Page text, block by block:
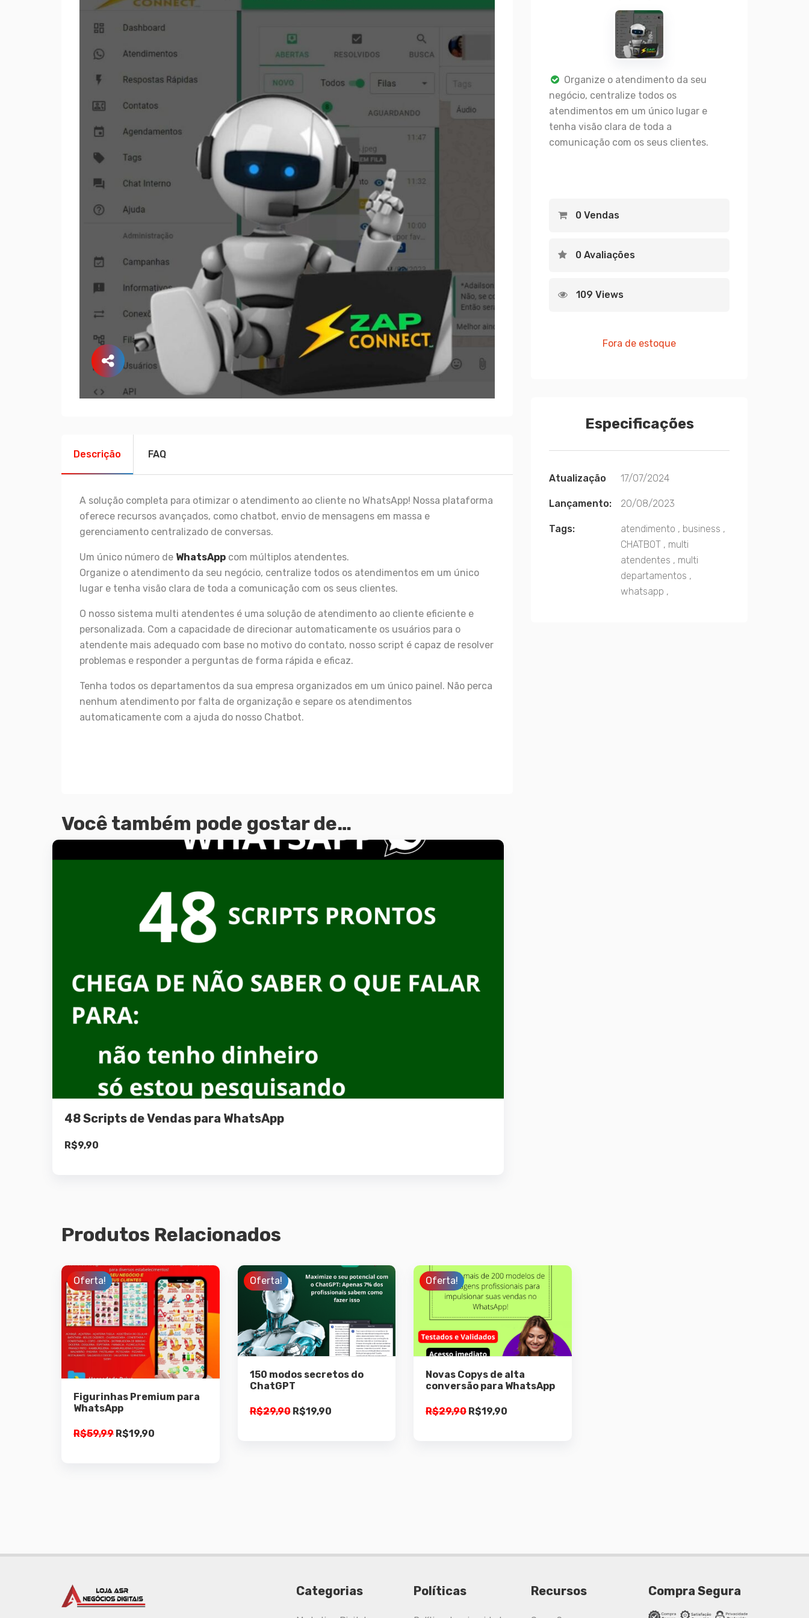
Descrição FAQ
A solução completa para otimizar o atendimento ao cliente no WhatsApp! Nossa plataforma
oferece recursos avançados, como chatbot, envio de mensagens em massa e
gerenciamento centralizado de conversas.
Um único número de WhatsApp com múltiplos atendentes.
Organize o atendimento da seu negócio, centralize todos os atendimentos em um único
lugar e tenha visão clara de toda a comunicação com os seus clientes.
O nosso sistema multi atendentes é uma solução de atendimento ao cliente eficiente e
personalizada. Com a capacidade de direcionar automaticamente os usuários para o
atendente mais adequado com base no motivo do contato, nosso script é capaz de resolver
problemas e responder a perguntas de forma rápida e eficaz.
Tenha todos os departamentos da sua empresa organizados em um único painel. Não perca
nenhum atendimento por falta de organização e separe os atendimentos
automaticamente com a ajuda do nosso Chatbot.
Você também pode gostar de…
48 Scripts de Vendas para WhatsApp
R$9,90
Detalhes
Organize o atendimento da seu
negócio, centralize todos os
atendimentos em um único lugar e
tenha visão clara de toda a
comunicação com os seus clientes.
0 Vendas
0 Avaliações
109 Views
Fora de estoque
Especificações
Atualização 17/07/2024
Lançamento: 20/08/2023
Tags: atendimento , business ,
CHATBOT , multi
atendentes , multi
departamentos ,
whatsapp ,
Produtos Relacionados
Oferta!
Figurinhas Premium para
WhatsApp
R$59,99 O
R$19,90
Detalhes
Adicionar ao
carrinho
Oferta!
150 modos secretos do
ChatGPT
R$29,90 O
R$19,90O
Detalhes
carrinho
Oferta!
Novas Copys de alta
conversão para WhatsApp
R$29,90 O
R$19,90
carrinho
Categorias Políticas Recursos Compra Segura